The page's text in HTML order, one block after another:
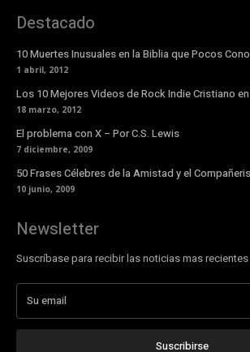
Destacado
10 Muertes Inusuales en la Biblia que Pocos
1 abril, 2012
Los 10 Mejores Videos de Rock Indie Cristiano
18 marzo, 2012
El problema con X – Por C.S. Lewis
7 diciembre, 2009
50 Frases Célebres de la Amistad y el
10 junio, 2009
Newsletter
Suscríbase para recibir las noticias mas recientes
Suscribirse